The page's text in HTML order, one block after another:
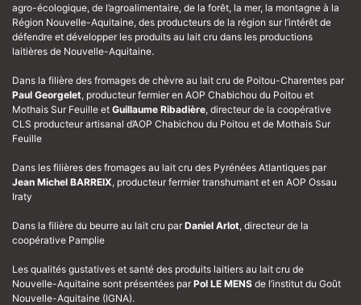
agro-écologique, de l’agroalimentaire, de la forêt, la mer, la montagne à la
Région Nouvelle-Aquitaine, des producteurs de la région sur l’intérêt de
défendre et développer les produits au lait cru dans les productions
laitières de Nouvelle-Aquitaine.
Dans la filière des fromages de chèvre au lait cru de Poitou-Charentes par
Paul Georgelet, producteur fermier en AOP Chabichou du Poitou et
Mothais Sur Feuille et Guillaume Ribadière, directeur de la coopérative
CLS producteur artisanal d’AOP Chabichou du Poitou et de Mothais Sur
Feuille
Dans les filières des fromages au lait cru des Pyrénées Atlantiques par
Jean Michel BARREIX, producteur fermier transhumant et en AOP Ossau
Iraty
Dans la filière du beurre au lait cru par Daniel Arlot, directeur de la
coopérative Pamplie
Les qualités gustatives et santé des produits laitiers au lait cru de
Nouvelle-Aquitaine sont présentées par Pol LE MENS de l’institut du Goût
Nouvelle-Aquitaine (IGNA).